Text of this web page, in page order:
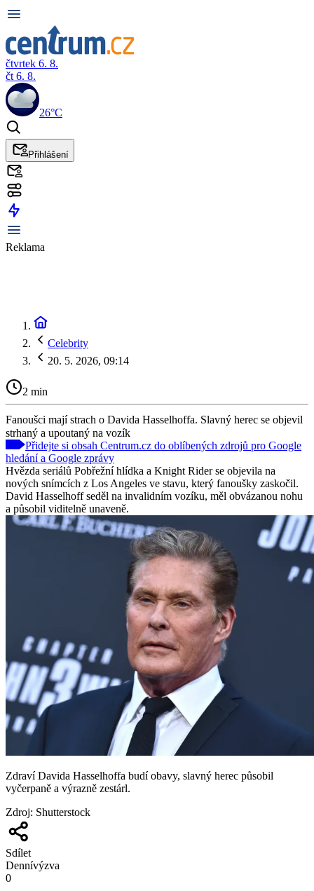
čtvrtek 6. 8.
čt 6. 8.
26°C
Přihlášení
Reklama
Celebrity
20. 5. 2026, 09:14
2 min
Fanoušci mají strach o Davida Hasselhoffa. Slavný herec se objevil
strhaný a upoutaný na vozík
Přidejte si obsah Centrum.cz do oblíbených zdrojů pro Google
hledání a Google zprávy
Hvězda seriálů Pobřežní hlídka a Knight Rider se objevila na
nových snímcích z Los Angeles ve stavu, který fanoušky zaskočil.
David Hasselhoff seděl na invalidním vozíku, měl obvázanou nohu
a působil viditelně unaveně.
Zdraví Davida Hasselhoffa budí obavy, slavný herec působil
vyčerpaně a výrazně zestárl.
Zdroj: Shutterstock
Sdílet
Dennívýzva
0